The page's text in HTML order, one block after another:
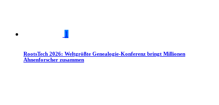
1
RootsTech 2026: Weltgrößte Genealogie-Konferenz bringt Millionen
Ahnenforscher zusammen